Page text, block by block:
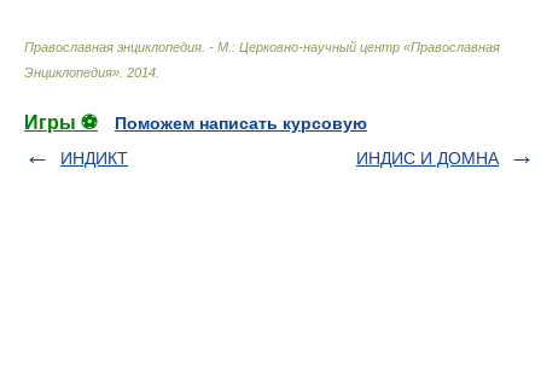
Православная энциклопедия. - М.: Церковно-научный центр «Православная
Энциклопедия» 2014
Игры ⚽
Поможем написать курсовую
ИНДИКТ
ИНДИС И ДОМНА